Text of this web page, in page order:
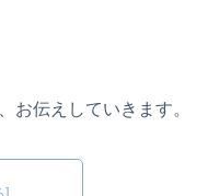
お伝えしていきます。